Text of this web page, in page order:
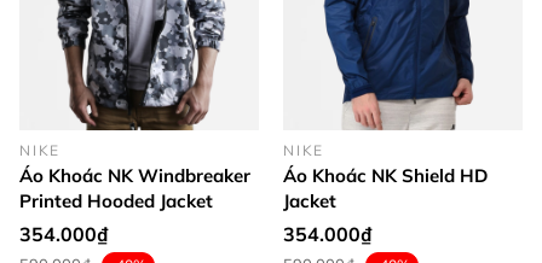
NIKE
Áo Khoác NK Windbreaker
Printed Hooded Jacket
354.000₫
NIKE
Áo Khoác NK Shield HD
Jacket
354.000₫